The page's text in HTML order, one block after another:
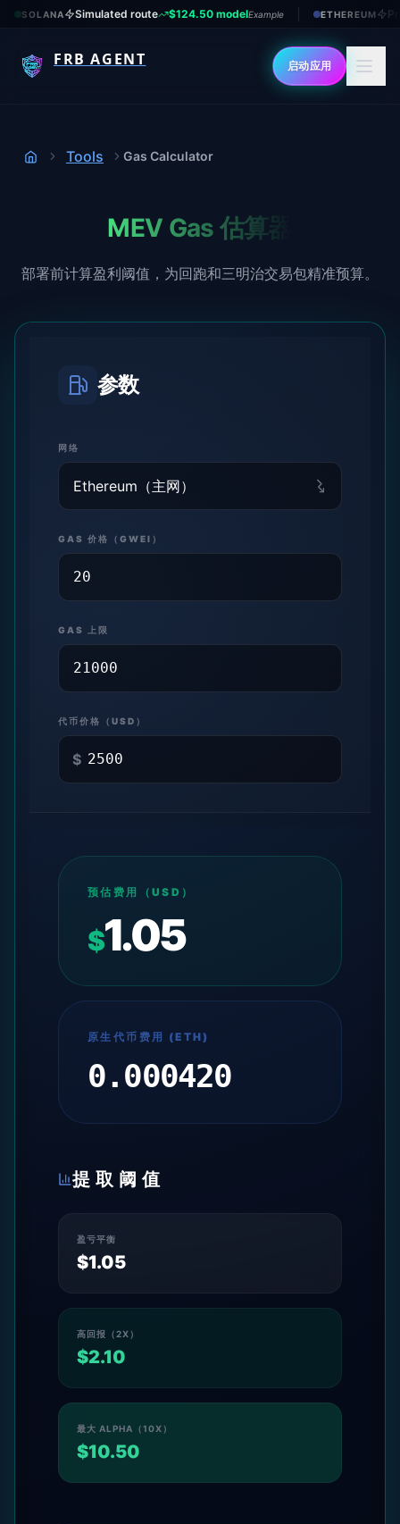
SOLANA Simulated route $124.50 modelExample ETHEREUM
FRB AGENT 启动应用
首页
Tools Gas Calculator
MEV Gas 估算器
部署前计算盈利阈值，为回跑和三明治交易包精准预算。
参数
网络
GAS 价格（GWEI）
GAS 上限
代币价格（USD）
$
预估费用（USD）
$1.05
原生代币费用 (ETH)
0.000420
提取阈值
盈亏平衡
$1.05
高回报（2X）
$2.10
最大 ALPHA（10X）
$10.50